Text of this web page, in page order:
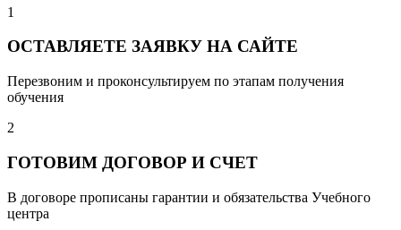
1
ОСТАВЛЯЕТЕ ЗАЯВКУ НА САЙТЕ
Перезвоним и проконсультируем по этапам получения
обучения
2
ГОТОВИМ ДОГОВОР И СЧЕТ
В договоре прописаны гарантии и обязательства Учебного
центра